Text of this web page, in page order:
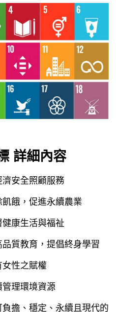
詳細內容
安全照顧服務
餓，促進永續農業
康生活與福祉
質教育，提倡終身學習
性之賦權
理環境資源
擔、穩定、永續且現代的